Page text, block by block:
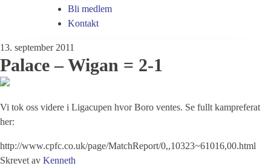
Bli medlem
Kontakt
13. september 2011
Palace – Wigan = 2-1
Vi tok oss videre i Ligacupen hvor Boro ventes. Se fullt kampreferat
her:
http://www.cpfc.co.uk/page/MatchReport/0,,10323~61016,00.html
Skrevet av Kenneth